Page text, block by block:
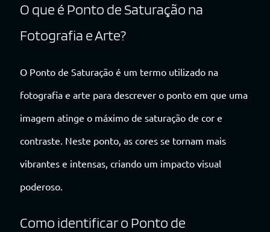
O que é Ponto de Saturação na
Fotografia e Arte?
O Ponto de Saturação é um termo utilizado na
fotografia e arte para descrever o ponto em que uma
imagem atinge o máximo de saturação de cor e
contraste. Neste ponto, as cores se tornam mais
vibrantes e intensas, criando um impacto visual
poderoso.
Como identificar o Ponto de